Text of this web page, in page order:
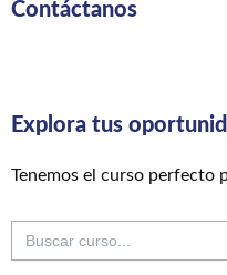
Contáctanos
Explora tus
Tenemos el curso perfecto
Buscar: